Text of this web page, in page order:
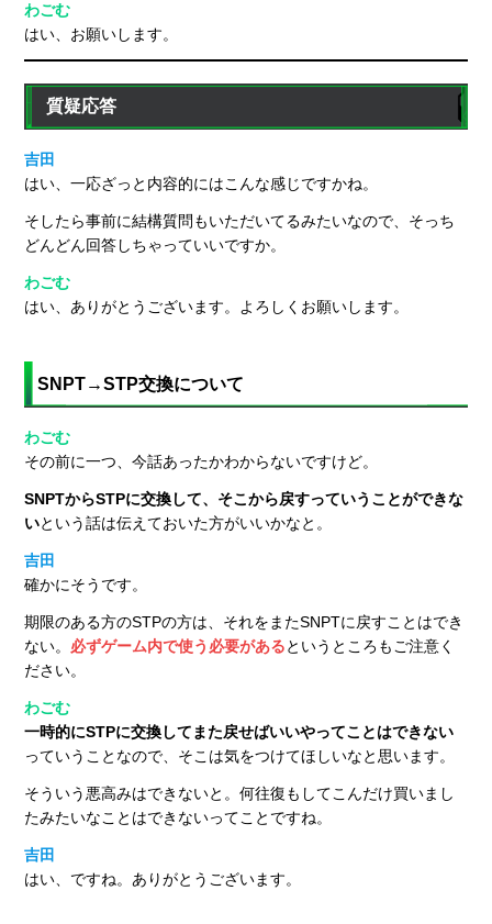
わごむ
はい、お願いします。
質疑応答
吉田
はい、一応ざっと内容的にはこんな感じですかね。
そしたら事前に結構質問もいただいてるみたいなので、そっち
どんどん回答しちゃっていいですか。
わごむ
はい、ありがとうございます。よろしくお願いします。
SNPT→STP交換について
わごむ
その前に一つ、今話あったかわからないですけど。
SNPTからSTPに交換して、そこから戻すっていうことができな
いという話は伝えておいた方がいいかなと。
吉田
確かにそうです。
期限のある方のSTPの方は、それをまたSNPTに戻すことはでき
ない。 必ずゲーム内で使う必要があるというところもご注意く
ださい。
わごむ
一時的にSTPに交換してまた戻せばいいやってことはできない
っていうことなので、そこは気をつけてほしいなと思います。
そういう悪高みはできないと。何往復もしてこんだけ買いまし
たみたいなことはできないってことですね。
吉田
はい、ですね。ありがとうございます。